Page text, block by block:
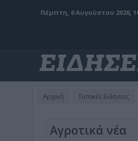
Πέμπτη, 6 Αυγούστου 2026,
Αρχική Τοπικές Ειδήσεις
Αγροτικά νέα